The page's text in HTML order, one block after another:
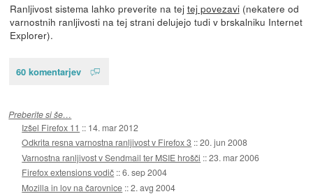
Ranljivost sistema lahko preverite na tej tej povezavi(nekatere od
varnostnih ranljivosti na tej strani delujejo tudi v brskalniku Internet
Explorer).
60 komentarjev
Preberite si še…
Izšel Firefox 11 :: 14. mar 2012
Odkrita resna varnostna ranljivost v Firefox 3 ::20. jun 2008
Varnostna ranljivost v Sendmail ter MSIE hrošči ::23. mar 2006
Firefox extensions vodič ::6. sep 2004
Mozilla in lov na čarovnice ::2. avg 2004